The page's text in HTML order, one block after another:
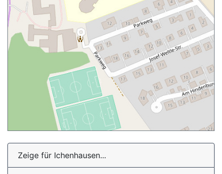
Zeige für Ichenhausen...